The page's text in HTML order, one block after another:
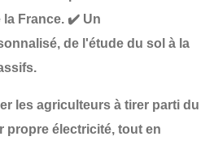
la France. ✔️ Un
, de l'étude du sol à la
les agriculteurs à tirer parti du
propre électricité, tout en